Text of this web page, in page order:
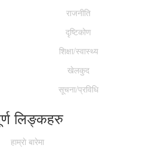
राजनीति
दृष्टिकोण
शिक्षा/स्वास्थ्य
खेलकुद
सूचना/प्रविधि
लिङ्कहरु
हाम्राे बारेमा